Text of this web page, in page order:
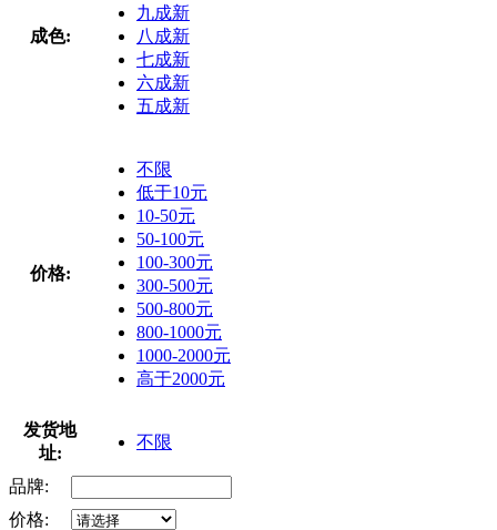
成色:
九成新
八成新
七成新
六成新
五成新
价格:
不限
低于10元
10-50元
50-100元
100-300元
300-500元
500-800元
800-1000元
1000-2000元
高于2000元
发货地
址:
不限
品牌:
价格: